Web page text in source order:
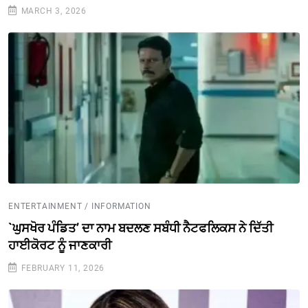
MARCH 3, 2026
ENTERTAINMENT / INFORMATION
`ਘੁਸਖੋਰ ਪੰਡਿਤ’ ਦਾ ਨਾਮ ਬਦਲਣ ਸਬੰਧੀ ਨੈਟਫਲਿਕਸ ਨੇ ਦਿੱਤੀ
ਹਾਈਕੋਰਟ ਨੂੰ ਜਾਣਕਾਰੀ
FEBRUARY 11, 2026